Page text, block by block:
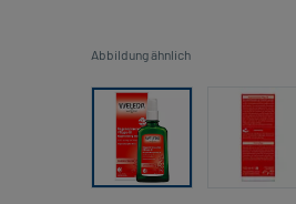
Abbildung ähnlich